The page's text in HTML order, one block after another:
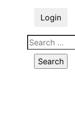
Login